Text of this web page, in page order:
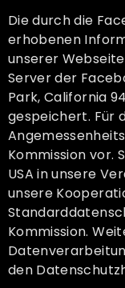
Die durch die
erhobenen
unserer
Server der
Park, California
gespeichert. Für
Kommission vor.
USA in unsere
unsere
Kommission.
den